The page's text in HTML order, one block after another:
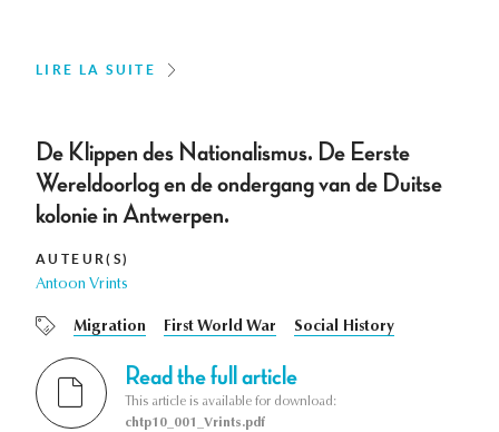
LIRE LA SUITE
De Klippen des Nationalismus. De Eerste
Wereldoorlog en de ondergang van de Duitse
kolonie in Antwerpen.
AUTEUR(S)
Antoon Vrints
Migration First World War Social History
Read the full article
This article is available for download:
chtp10_001_Vrints.pdf